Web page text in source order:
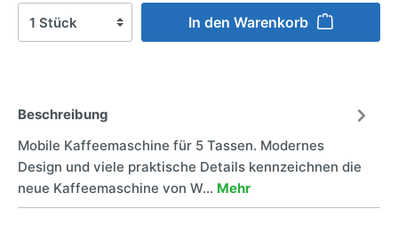
In den Warenkorb
Beschreibung
Mobile Kaffeemaschine für 5 Tassen. Modernes
Design und viele praktische Details kennzeichnen die
neue Kaffeemaschine von W… Mehr